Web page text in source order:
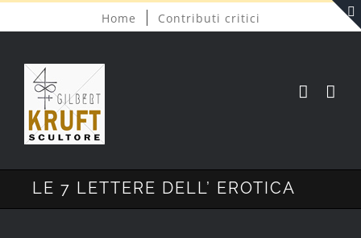
contenuto
Home Contributi critici
LE 7 LETTERE DELL’ EROTICA